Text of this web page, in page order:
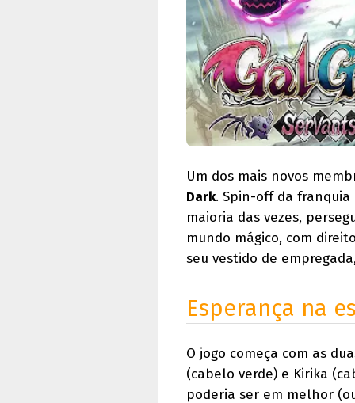
Um dos mais novos
Dark. Spin-off da franquia
maioria das vezes,
mundo mágico, com
seu vestido de
Esperança na
O jogo começa com as
(cabelo verde) e Kirika
poderia ser em melhor